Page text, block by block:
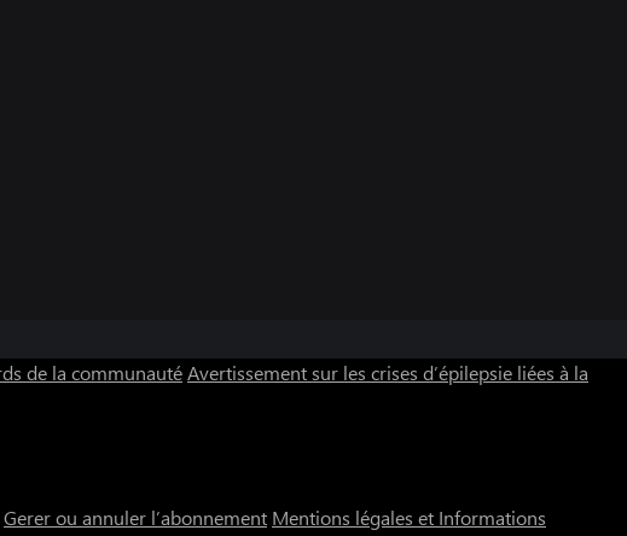
de la communautéAvertissement sur les crises d’épilepsie liées à la
Gerer ou annuler l’abonnement Mentions légales et Informations